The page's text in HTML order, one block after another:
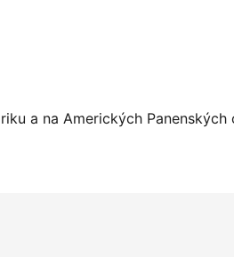
a na Amerických